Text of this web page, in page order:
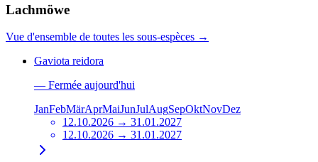
Lachmöwe
Vue d'ensemble de toutes les sous-espèces →
Gaviota reidora
— Fermée aujourd'hui
JanFebMärAprMaiJunJulAugSepOktNovDez
12.10.2026 → 31.01.2027
12.10.2026 → 31.01.2027